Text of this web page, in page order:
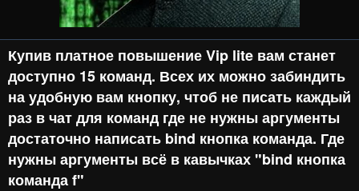
Купив платное повышение Vip lite вам станет
доступно 15 команд. Всех их можно забиндить
на удобную вам кнопку, чтоб не писать каждый
раз в чат для команд где не нужны аргументы
достаточно написать bind кнопка команда. Где
нужны аргументы всё в кавычках "bind кнопка
команда f"